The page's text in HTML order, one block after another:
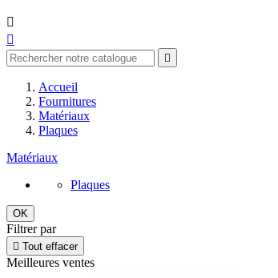



Accueil
Fournitures
Matériaux
Plaques
Matériaux
Plaques
OK
Filtrer par
 Tout effacer
Meilleures ventes